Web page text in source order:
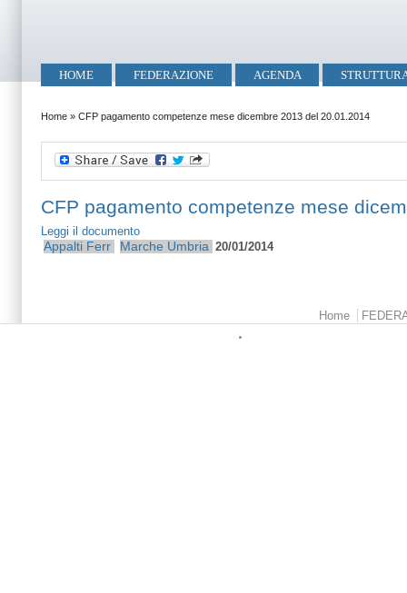
Menu principale
HOME FEDERAZIONE AGENDA
Tu sei qui
Home » CFP pagamento competenze mese dicembre 2013 del 20.01.2014
CFP pagamento competenze mese
Leggi il documento
Appalti Ferr Marche Umbria 20/01/2014
Home